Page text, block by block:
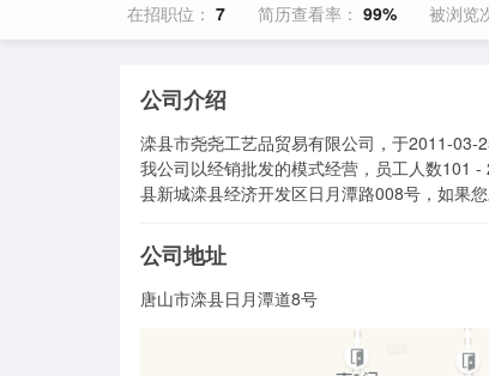
在招职位： 7 简历查看率： 99% 被浏览
公司介绍
滦县市尧尧工艺品贸易有限公司，于2011-03-
我公司以经销批发的模式经营，员工人数101
县新城滦县经济开发区日月潭路008号，如果
公司地址
唐山市滦县日月潭道8号